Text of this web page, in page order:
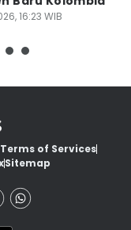
16:23 WIB
Terms of Services
Sitemap